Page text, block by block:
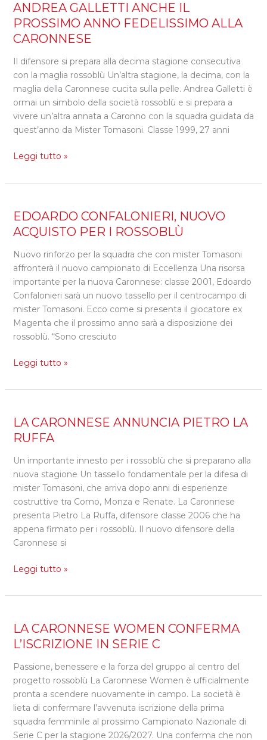
ANDREA GALLETTI ANCHE IL
PROSSIMO ANNO FEDELISSIMO ALLA
CARONNESE
Il difensore si prepara alla decima stagione consecutiva
con la maglia rossoblù Un’altra stagione, la decima, con la
maglia della Caronnese cucita sulla pelle. Andrea Galletti è
ormai un simbolo della società rossoblù e si prepara a
vivere un’altra annata a Caronno con la squadra guidata da
quest’anno da Mister Tomasoni. Classe 1999, 27 anni
ANDREA
GALLETTI
ANCHE
PROSSIMO
ANNO
FEDELISSIMO
ALLA
CARONNESE
Leggi tutto »
EDOARDO CONFALONIERI, NUOVO
ACQUISTO PER I ROSSOBLÙ
Nuovo rinforzo per la squadra che con mister Tomasoni
affronterà il nuovo campionato di Eccellenza Una risorsa
importante per la nuova Caronnese: classe 2001, Edoardo
Confalonieri sarà un nuovo tassello per il centrocampo di
mister Tomasoni. Ecco come si presenta il giocatore ex
Magenta che il prossimo anno sarà a disposizione dei
rossoblù. “Sono cresciuto
EDOARDO
CONFALONIERI,
NUOVO
ACQUISTO
PER
I
ROSSOBLÙ
Leggi tutto »
LA CARONNESE ANNUNCIA PIETRO LA
RUFFA
Un importante innesto per i rossoblù che si preparano alla
nuova stagione Un tassello fondamentale per la difesa di
mister Tomasoni, che arriva dopo anni di esperienze
costruttive tra Como, Monza e Renate. La Caronnese
presenta Pietro La Ruffa, difensore classe 2006 che ha
appena firmato per i rossoblù. Il nuovo difensore della
Caronnese si
LA
CARONNESE
PIETRO
LA
RUFFA
Leggi tutto »
LA CARONNESE WOMEN CONFERMA
L’ISCRIZIONE IN SERIE C
Passione, benessere e la forza del gruppo al centro del
progetto rossoblù La Caronnese Women è ufficialmente
pronta a scendere nuovamente in campo. La società è
lieta di confermare l’avvenuta iscrizione della prima
squadra femminile al prossimo Campionato Nazionale di
Serie C per la stagione 2026/2027. Una conferma che non
LA
CARONNESE
CONFERMA
L’ISCRIZIONE
IN
SERIE
C